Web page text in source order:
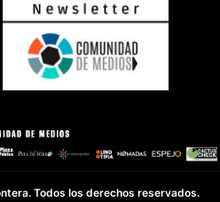
Todos los derechos reservados.